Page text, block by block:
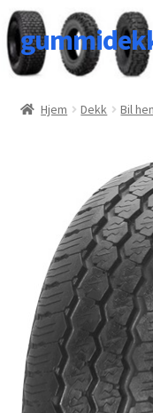
Hopp
til
navigasjon
Hopp
til
innhold
Hjem Dekk Bil